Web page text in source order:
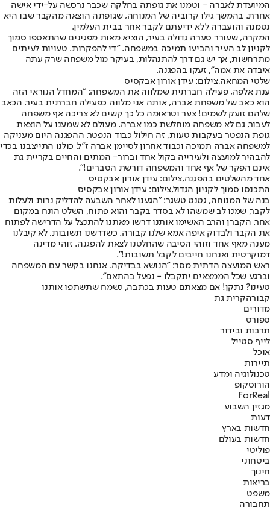
המיועדת לאברה - וטמנו את גופתה בחלקה שכבר נרכשה על-ידי אישה
אחרת. בהמשך גילו קרוביה של המנוחה, שגופתה הוצאה מהקבר שבו היא
נטמנה והועברה ללא ידיעתם לקבר אחר בבית העלמין.
המקרה, שעורר סערה גדולה בעיר, הוציא מאות מפגינים שהתאספו סמוך
לקניון לב העיר והביעו תמיכה במשפחה. "די להפקרות. טעויות לעיתים
מתרחשות, אך יש גם דרך להתנהלות, בעיקר מול משפחה שרק עתה
איבדה את אמה", זעקו בהפגנה.
שלטי המחאה,צילום: עידן אורון אבקסיס
ענת אלפה, פעילה חברתית שמלווה את המשפחה: "המחדל הנוראי הזה
הוא כאב של משפחת אברה, אותה אני מלווה כפעילה חברתית בעיר. הכאב
שלהם זועק לשמים! צער וטראומה כל כך קשים לא צריכה אף משפחה
לעבור, גם לא משפחה מוחלשת כמו אברה. מעולם לא שמענו על הוצאת
גופת הנפטר בעקבות טעות, זה חילול כבוד הנפטר. ההפגנה היום מעניקה
למשפחה אברה תמיכה וכבוד אחרון לסיימן אברה ז"ל. כולנו התייצבנו בכדי
להבהיר למועצה ולעירייה בקול אחד וברור- המתים והחיים בקריית גת
אינם הפקר של אף אחד והמשפחה דורשת הסברים!".
אחד מהשלטים בהפגנה,צילום: עידן אורון אבקסיס
התכנסו סמוך לקניון הגדול,צילום: עידן אורון אבקסיס
בנה של המנוחה, גטנט טשגר: "הגענו לאחר השבעה להדליק נרות ולעלות
לקבר, שמנו לב שמשהו לא בסדר בקבר והוא פתוח, השלט הונח במקום
אחר. הקברן והרב האשימו אותנו דרשו מאתנו להתנצל על הדרישה לפתוח
את הקבר ולבדוק איפה אמא שלנו קבורה. כשדרשנו תשובות, לא קיבלנו
מענה מאף אחד וזוהי הסיבה שהחלטנו לצאת להפגנה. זוהי מדינה
דמוקרטית ואנחנו חייבים לקבל תשובות!".
ראש המועצה הדתית מסר: "הנושא בבדיקה. אנחנו בקשר עם המשפחה
וברגע שכל הממצאים יתקבלו - נפעל בהתאם".
טעינו? נתקן! אם מצאתם טעות בכתבה, נשמח שתשתפו אותנו
קבורהקרית גת
מדורים
ספורט
תרבות ובידור
לייף סטייל
אוכל
תיירות
טכנולוגיה ומדע
הורוסקופ
ForReal
מגזין השבוע
דעות
חדשות בארץ
חדשות בעולם
פוליטי
ביטחוני
חינוך
בריאות
משפט
תחבורה